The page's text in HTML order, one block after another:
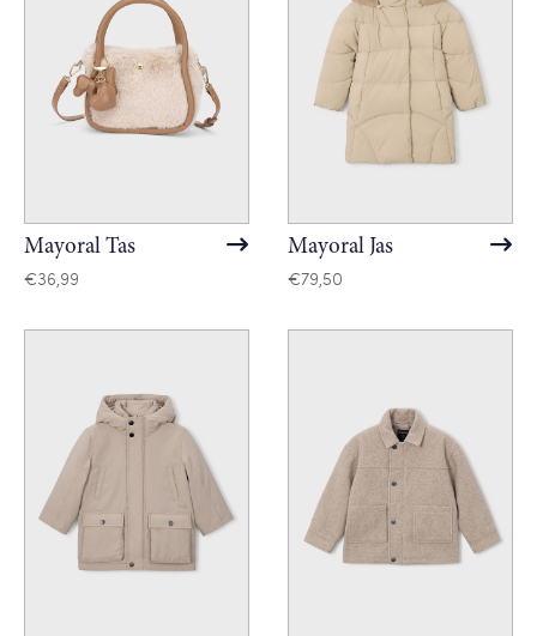
Mayoral Tas
€36,99
Mayoral Jas
€79,50